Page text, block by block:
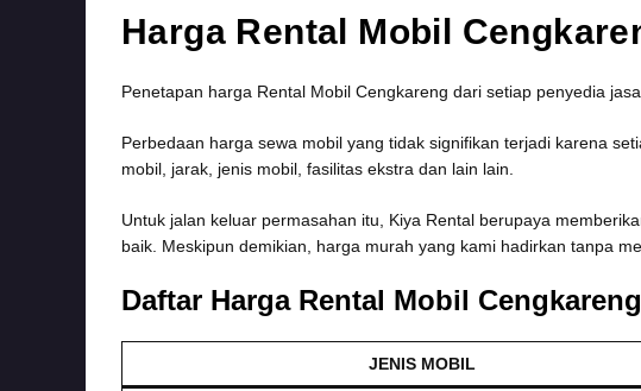
Harga Rental Mobil
Penetapan harga Rental Mobil Cengkareng dari setiap penyedia
Perbedaan harga sewa mobil yang tidak signifikan terjadi karena
mobil, jarak, jenis mobil, fasilitas ekstra dan lain lain.
Untuk jalan keluar permasahan itu, Kiya Rental berupaya
baik. Meskipun demikian, harga murah yang kami hadirkan tanpa
Daftar Harga Rental Mobil
JENIS MOBIL